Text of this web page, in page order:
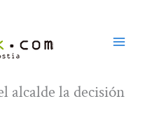
alcalde la decisión